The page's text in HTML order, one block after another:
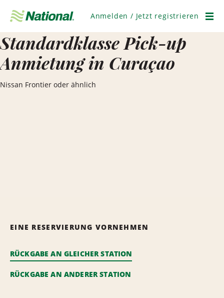
überspringen
Anmelden / Jetzt registrieren
Standardklasse Pick-up
Anmietung in Curaçao
Nissan Frontier oder ähnlich
EINE RESERVIERUNG VORNEHMEN
RÜCKGABE AN GLEICHER STATION
RÜCKGABE AN ANDERER STATION